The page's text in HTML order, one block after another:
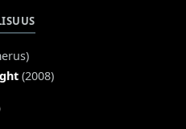
)
(2008)